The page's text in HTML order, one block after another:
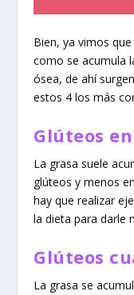
Bien, ya vimos
como se acumula
ósea, de ahí
estos 4 los más
Glúteos
La grasa suele
glúteos y menos
hay que realizar
la dieta para darle
Glúteos
La grasa se